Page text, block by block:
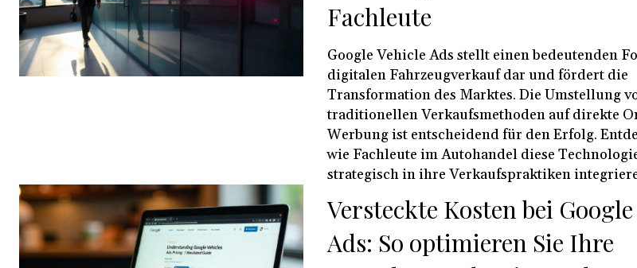
Fachleute
Google Vehicle Ads stellt einen bedeutenden
digitalen Fahrzeugverkauf dar und fördert die
Transformation des Marktes. Die Umstellung
traditionellen Verkaufsmethoden auf direkte
Werbung ist entscheidend für den Erfolg.
wie Fachleute im Autohandel diese
strategisch in ihre Verkaufspraktiken
Versteckte Kosten bei
Ads: So optimieren Sie Ihre